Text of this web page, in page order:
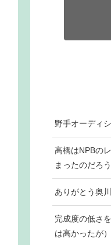
野手オーディ
高橋はNPBの
まったのだろ
ありがとう奥
完成度の低さ
は高かったが）